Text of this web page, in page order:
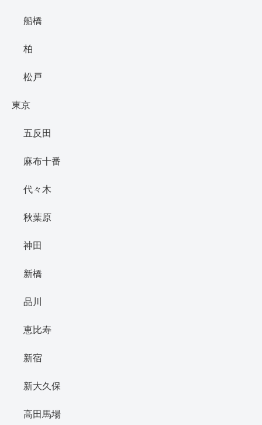
船橋
柏
松戸
東京
五反田
麻布十番
代々木
秋葉原
神田
新橋
品川
恵比寿
新宿
新大久保
高田馬場